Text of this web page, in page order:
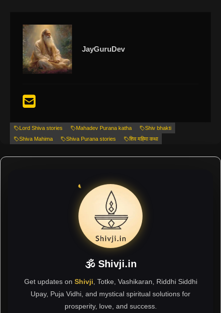
JayGuruDev
Lord Shiva stories Mahadev Purana katha
Shiv bhakti
Shiva Mahima
Shiva Purana stories शिव महिमा कथा
🕉 Shivji.in
Get updates on Shivji, Totke, Vashikaran, Riddhi Siddhi
Upay, Puja Vidhi, and mystical spiritual solutions for
prosperity, love, and success.